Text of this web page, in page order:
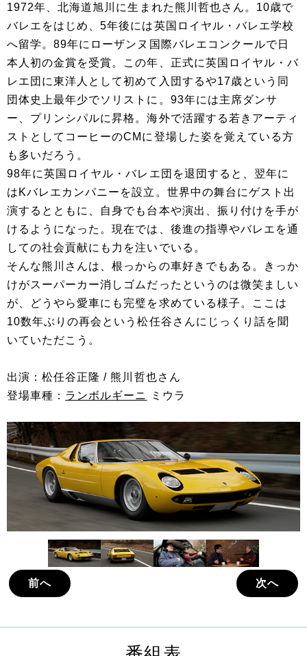
1972年、北海道旭川に生まれた熊川哲也さん。10歳で
バレエをはじめ、5年後には英国ロイヤル・バレエ学校
へ留学。89年にローザンヌ国際バレエコンクールで日
本人初の金賞を受賞。この年、正式に英国ロイヤル・バ
レエ団に東洋人として初めて入団するや17歳という同
団体史上最年少でソリストに。93年には主席ダンサ
ー、プリンシパルに昇格。海外で活躍する若きアーティ
ストとしてコーヒーのCMに登場した姿を覚えている方
も多いだろう。
98年に英国ロイヤル・バレエ団を退団すると、翌年に
はKバレエカンパニーを設立。世界中の舞台にゲスト出
演するとともに、自身でも台本や演出、振り付けを手が
けるようになった。現在では、後進の指導やバレエを通
しての社会貢献にも力を注いでいる。
そんな熊川さんは、根っからの車好きでもある。きっか
けがスーパーカー消しゴムだったというのは微笑ましい
が、どうやら愛車にも完璧を求めている様子。ここは
10数年ぶりの再会という松任谷さんにじっくり話を聞
いていただこう。
出演：松任谷正隆 / 熊川哲也さん
登場車種： ランボルギーニ ミウラ
前へ 次へ